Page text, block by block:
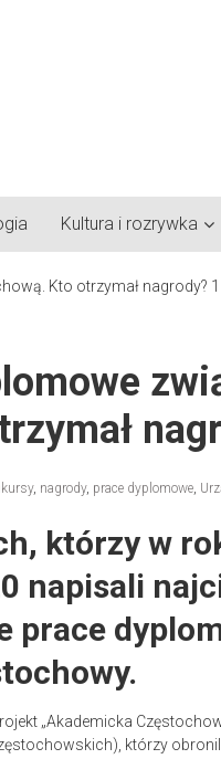
Kultura i rozrywka
, nagrody, prace dyplomowe,
którzy w
napisali
prace
„Akademicka
którzy